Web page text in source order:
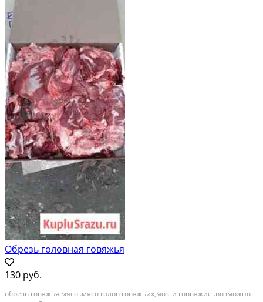
Обрезь головная говяжья
130 руб.
обрезь говяжья мясо .мясо голов говяжьих,мозги говьяжие .возможно